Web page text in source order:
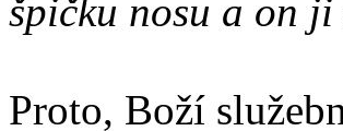
špičku nosu a on
Proto, Boží